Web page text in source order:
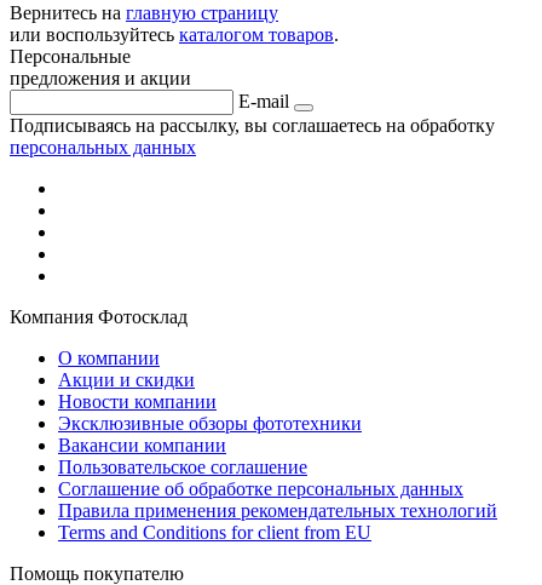
Вернитесь на главную страницу
или воспользуйтесь каталогом товаров.
Персональные
предложения и акции
E-mail
Подписываясь на рассылку, вы соглашаетесь на обработку
персональных данных
Компания Фотосклад
О компании
Акции и скидки
Новости компании
Эксклюзивные обзоры фототехники
Вакансии компании
Пользовательское соглашение
Соглашение об обработке персональных данных
Правила применения рекомендательных технологий
Terms and Conditions for client from EU
Помощь покупателю